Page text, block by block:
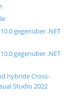
gegenüber .NET
gegenüber .NET
hybride Cross-
Studio 2022